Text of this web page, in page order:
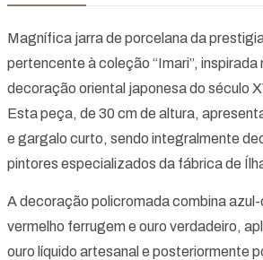
Magnífica jarra de porcelana da
pertencente à coleção “Imari”, inspirada
decoração oriental japonesa do século
Esta peça, de 30 cm de altura,
e gargalo curto, sendo integralmente
pintores especializados da fábrica de
A decoração policromada combina
vermelho ferrugem e ouro verdadeiro,
ouro líquido artesanal e posteriormente